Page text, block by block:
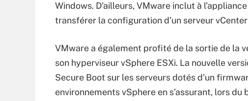
Windows. D’ailleurs, VMware inclut à
transférer la configuration d’un serveur
VMware a également profité de la sortie de la
son hyperviseur vSphere ESXi. La nouvelle
Secure Boot sur les serveurs dotés d’un
environnements vSphere en s’assurant, lors